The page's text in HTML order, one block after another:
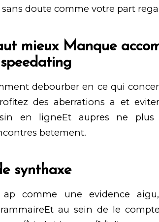
doute comme votre part
mieux Manque
debourber en ce qui
des aberrations a et
en ligneEt aupres ne
betement.
synthaxe
ap comme une evidence
au sein de le